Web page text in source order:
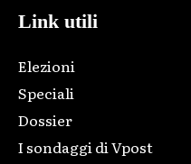
Link utili
Elezioni
Speciali
Dossier
I sondaggi di Vpost